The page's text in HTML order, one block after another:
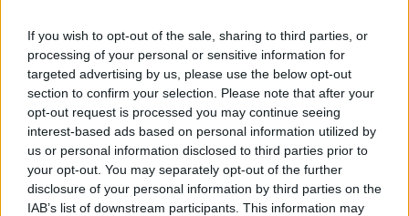
If you wish to opt-out of the sale, sharing to third parties, or
processing of your personal or sensitive information for
targeted advertising by us, please use the below opt-out
section to confirm your selection. Please note that after your
opt-out request is processed you may continue seeing
interest-based ads based on personal information utilized by
us or personal information disclosed to third parties prior to
your opt-out. You may separately opt-out of the further
disclosure of your personal information by third parties on the
IAB’s list of downstream participants. This information may
σε θερμοκρασία ≤4°C, σε καλυμμένα δοχεία και
καταναλώστε το εντός 3-4 ημερών, κρύο ή αφού
προηγουμένως το ζεστάνετε στους 74°C.
– Θυμηθείτε ότι είναι απαραίτητο να πλένουμε τα
χέρια μας με σαπούνι και νερό πριν, κατά τη
διάρκεια και μετά τον χειρισμό των τροφίμων.
– Χρησιμοποιήστε ξεχωριστές επιφάνειες